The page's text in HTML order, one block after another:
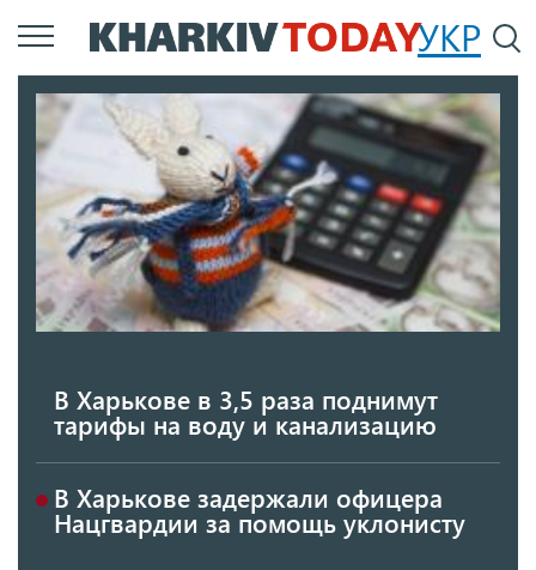
Перейти
к
содержанию
УКР
В Харькове в 3,5 раза поднимут
тарифы на воду и канализацию
В Харькове задержали офицера
Нацгвардии за помощь уклонисту